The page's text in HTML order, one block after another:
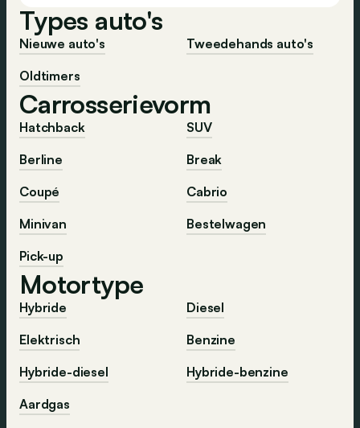
Types auto's
Nieuwe auto's
Tweedehands auto's
Oldtimers
Carrosserievorm
Hatchback
SUV
Berline
Break
Coupé
Cabrio
Minivan
Bestelwagen
Pick-up
Motortype
Hybride
Diesel
Elektrisch
Benzine
Hybride-diesel
Hybride-benzine
Aardgas